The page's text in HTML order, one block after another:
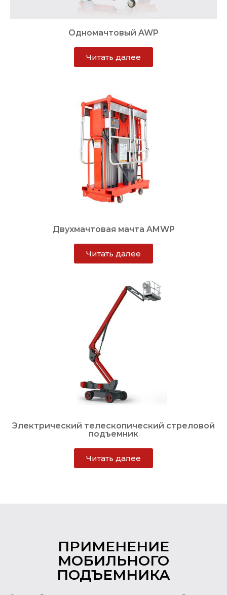
Одномачтовый AWP
Читать далее
Двухмачтовая мачта AMWP
Читать далее
Электрический телескопический стреловой
подъемник
Читать далее
ПРИМЕНЕНИЕ
МОБИЛЬНОГО
ПОДЪЕМНИКА